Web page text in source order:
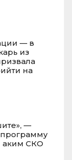
— в
из
на
—
программу
аким СКО